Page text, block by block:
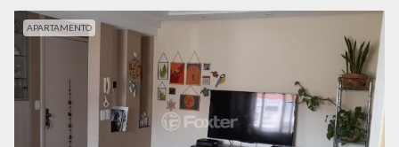
APARTAMENTO